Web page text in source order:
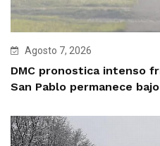
Agosto 7, 2026
DMC pronostica intenso
San Pablo permanece